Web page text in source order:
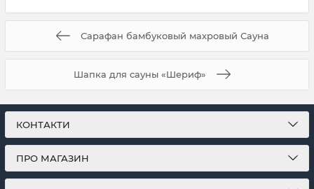
Сарафан бамбуковый махровый Сауна
Шапка для сауны «Шериф»
КОНТАКТИ
ПРО МАГАЗИН